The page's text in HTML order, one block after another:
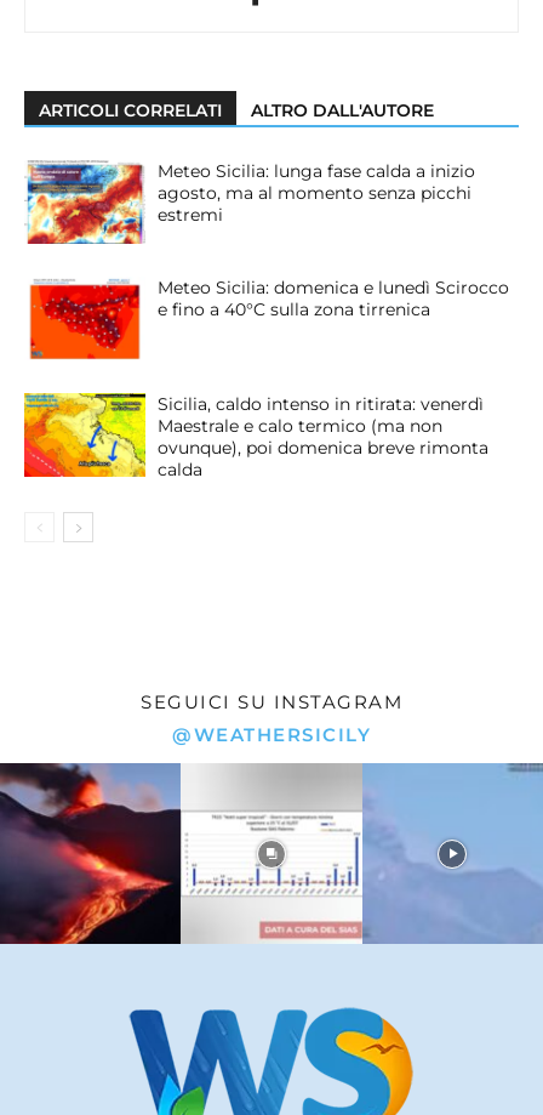
ARTICOLI CORRELATI ALTRO DALL'AUTORE
Meteo Sicilia: lunga fase calda a inizio
agosto, ma al momento senza picchi
estremi
Meteo Sicilia: domenica e lunedì Scirocco
e fino a 40°C sulla zona tirrenica
Sicilia, caldo intenso in ritirata: venerdì
Maestrale e calo termico (ma non
ovunque), poi domenica breve rimonta
calda
SEGUICI SU INSTAGRAM
@WEATHERSICILY